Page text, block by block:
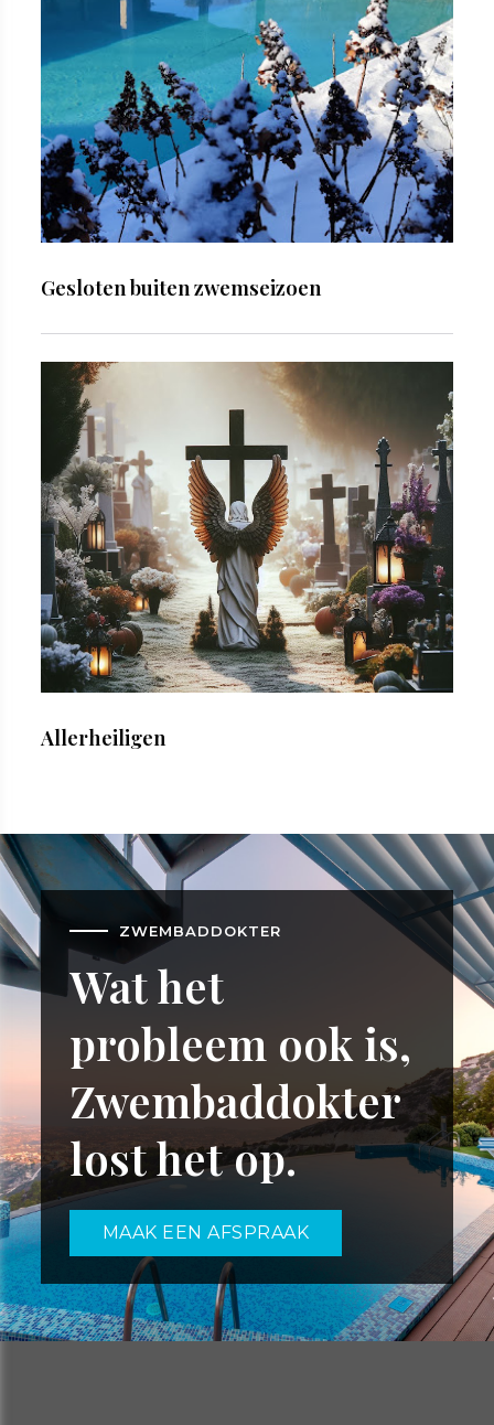
Gesloten buiten zwemseizoen
Allerheiligen
ZWEMBADDOKTER
Wat het
probleem ook is,
Zwembaddokter
lost het op.
MAAK EEN AFSPRAAK